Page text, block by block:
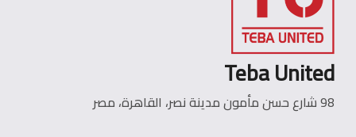
Teba United
98 شارع حسن مأمون مدينة نصر، القاهرة، مصر